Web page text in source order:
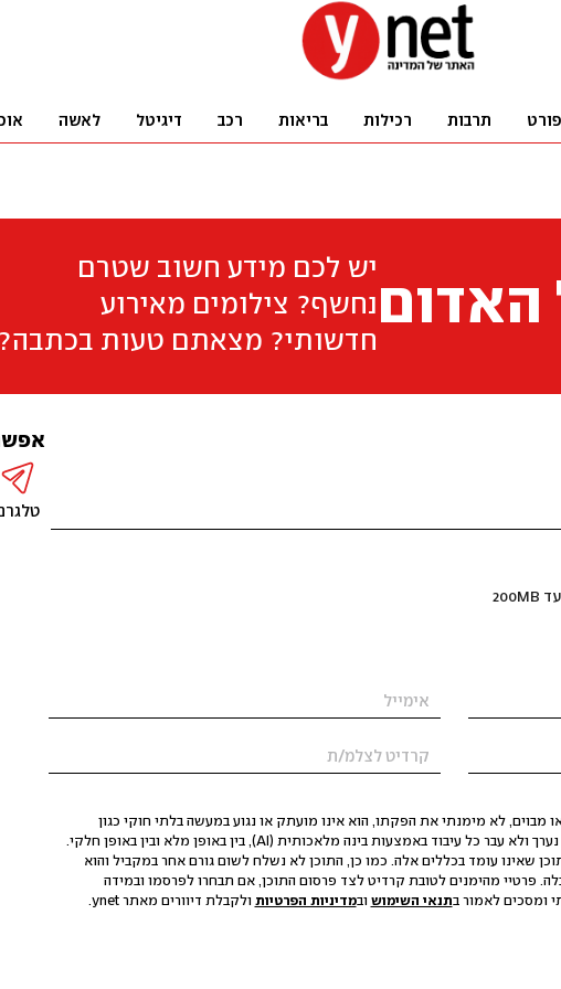
תרבות רכילות בריאות רכב דיגיטל לאשה
האדום
יש לכם מידע חשוב שטרם
נחשף? צילומים מאירוע
חדשותי? מצאתם טעות בכתבה?
מבוים, לא מימנתי את הפקתו, הוא אינו מועתק או נגוע במעשה בלתי חוקי כגון
הסגת גבול ופגיעה בפרטיות. התוכן לא הופק, לא נערך ולא עבר כל עיבוד באמצעות בינה מלאכותית (AI), בין באופן מלא ובין באופן חלקי.
שאינו עומד בכללים אלה. כמו כן, התוכן לא נשלח לשום גורם אחר במקביל והוא
פרטיי מהימנים לטובת קרדיט לצד פרסום התוכן, אם תבחרו לפרסמו ובמידה
ומסכים לאמור בתנאי השימוש ובמדיניות הפרטיות ולקבלת דיוורים מאתר ynet.